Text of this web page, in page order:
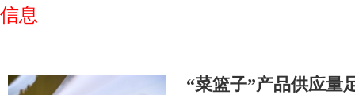
信息
“菜篮子”产品供应量